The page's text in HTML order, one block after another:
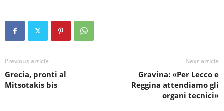
Previous article
Grecia, pronti al
Mitsotakis bis
Next article
Gravina: «Per Lecco e
Reggina attendiamo gli
organi tecnici»